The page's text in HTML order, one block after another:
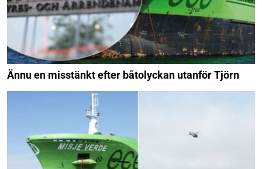
Ännu en misstänkt efter båtolyckan utanför Tjörn